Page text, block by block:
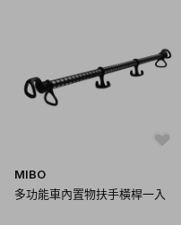
商品規格
MIBO
多功能車內置物扶手橫桿一入